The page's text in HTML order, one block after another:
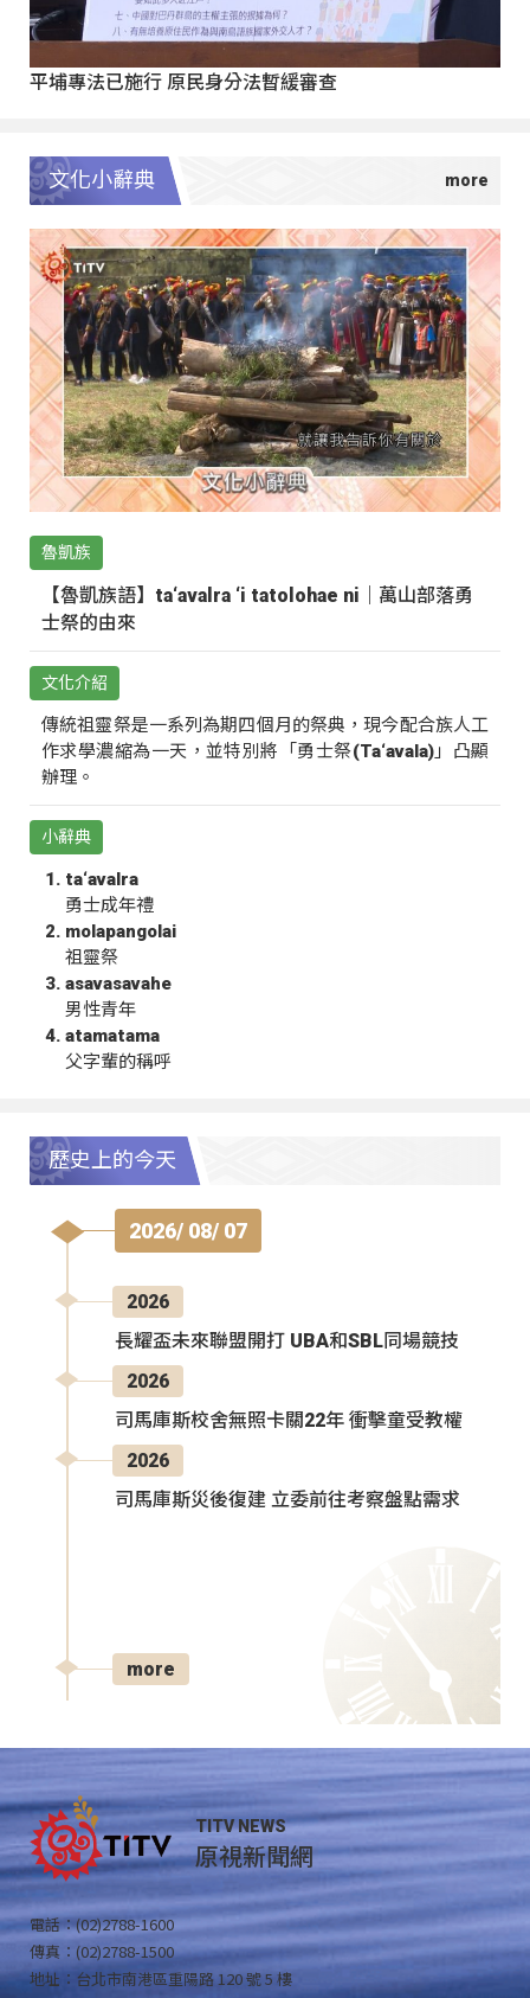
平埔專法已施行 原民身分法暫緩審查
文化小辭典
魯凱族
【魯凱族語】ta‘avalra ‘i tatolohae ni｜萬山部落勇
士祭的由來
文化介紹
傳統祖靈祭是一系列為期四個月的祭典，現今配合族人工
作求學濃縮為一天，並特別將「勇士祭(Ta‘avala)」凸顯
辦理。
小辭典
ta‘avalra
勇士成年禮
molapangolai
祖靈祭
asavasavahe
男性青年
atamatama
父字輩的稱呼
歷史上的今天
2026/ 08/ 07
2026
長耀盃未來聯盟開打 UBA和SBL同場競技
2026
司馬庫斯校舍無照卡關22年 衝擊童受教權
2026
司馬庫斯災後復建 立委前往考察盤點需求
more
TITV NEWS
原視新聞網
電話：(02)2788-1600
傳真：(02)2788-1500
地址：台北市南港區重陽路 120 號 5 樓